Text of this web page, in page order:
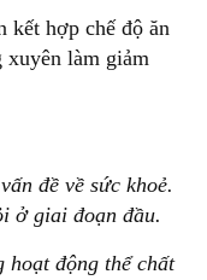
kết hợp chế độ ăn
xuyên làm giảm
đề về sức khoẻ.
ở giai đoạn đầu.
hoạt động thể chất